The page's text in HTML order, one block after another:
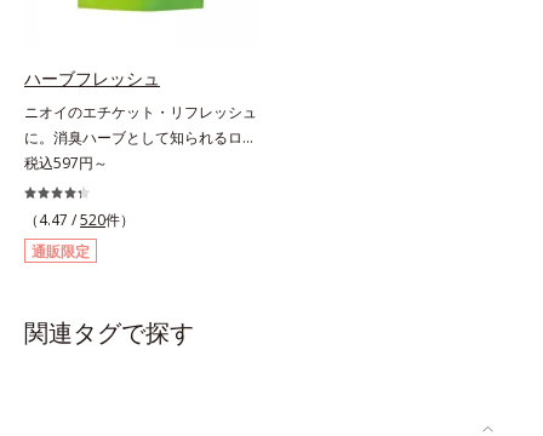
質感によって異なる魅力を楽しめる
る「ベースコート」と組み合わせる
ことで、いろいろな表情を楽しめま
す。*1 見たままの発色が叶う処方
＝ジメチコン、ステアロイルグルタ
ミン酸2Na、水酸化Al *2 レモング
ラス葉/茎エキス、マンダリンオレ
ンジ果皮エキス、センチフォリアバ
ラ花エキス、セイヨウミザクラ果実
花エキス（すべて保湿成分）
ハーブフレッシュ
ニオイのエチケット・リフレッシュ
に。消臭ハーブとして知られるロー
ズマリー抽出物に、ペパーミントオ
イル、レモンオイルを加えた3つの
成分の働きで、臭いをカバー。レモ
ンとミントが香るさわやかな息が続
きます。
税込597円～
（4.47 /520件）
通販限定
関連タグで探す